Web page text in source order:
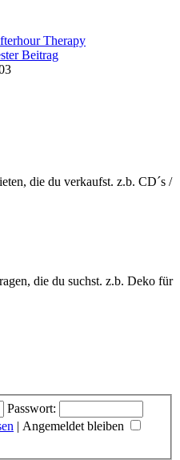
Therapy
Beitrag
die du verkaufst. z.b. CD´s /
die du suchst. z.b. Deko für
Passwort:
| Angemeldet bleiben